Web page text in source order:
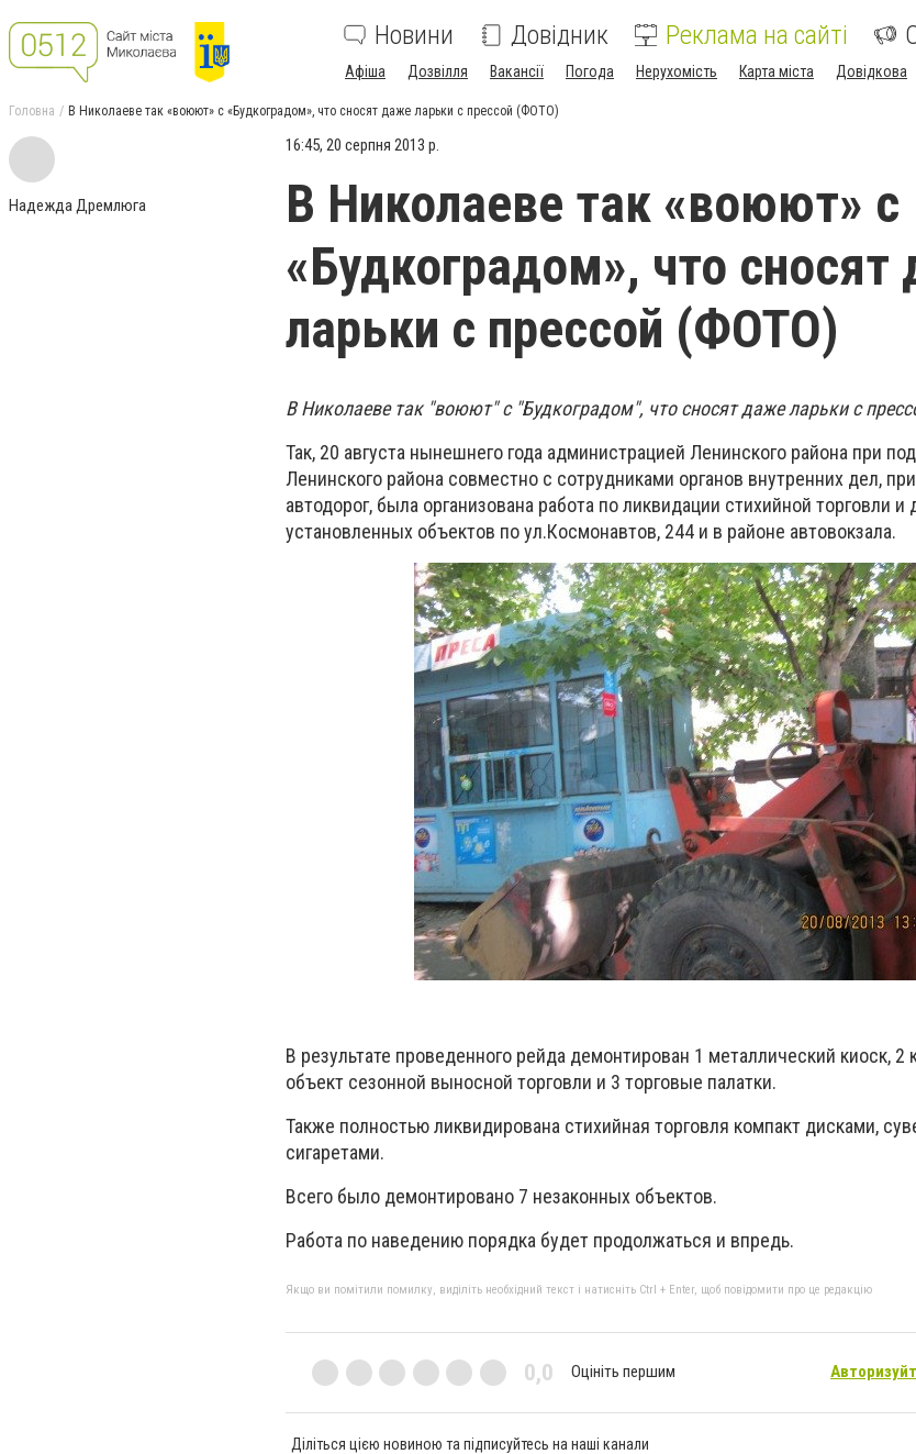
Новини Довідник Реклама на сайті
Афіша Дозвілля Вакансії Погода Нерухомість Карта міста Довідкова
Головна В Николаеве так «воюют» с «Будкоградом», что сносят даже ларьки с прессой (ФОТО)
Надежда Дремлюга
16:45, 20 серпня 2013 р.
В Николаеве так «воюют» с
«Будкоградом», что
ларьки с прессой (ФОТО)
В Николаеве так "воюют" с "Будкоградом", что сносят даже ларьки с
Так, 20 августа нынешнего года администрацией Ленинского района при
Ленинского района совместно с сотрудниками органов внутренних дел,
автодорог, была организована работа по ликвидации стихийной торговли
установленных объектов по ул.Космонавтов, 244 и в районе автовокзала.
В результате проведенного рейда демонтирован 1 металлический киоск, 2
объект сезонной выносной торговли и 3 торговые палатки.
Также полностью ликвидирована стихийная торговля компакт дисками,
сигаретами.
Всего было демонтировано 7 незаконных объектов.
Работа по наведению порядка будет продолжаться и впредь.
Якщо ви помітили помилку, виділіть необхідний текст і натисніть Ctrl + Enter, щоб повідомити про це редакцію
0,0 Оцініть першим
Діліться цією новиною та підписуйтесь на наші канали